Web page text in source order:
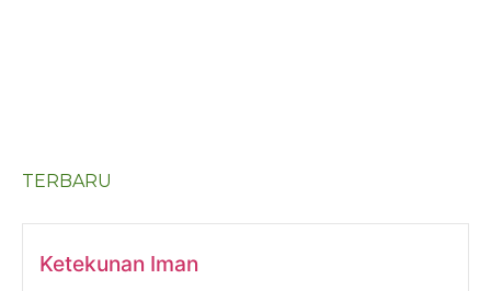
TERBARU
Ketekunan Iman